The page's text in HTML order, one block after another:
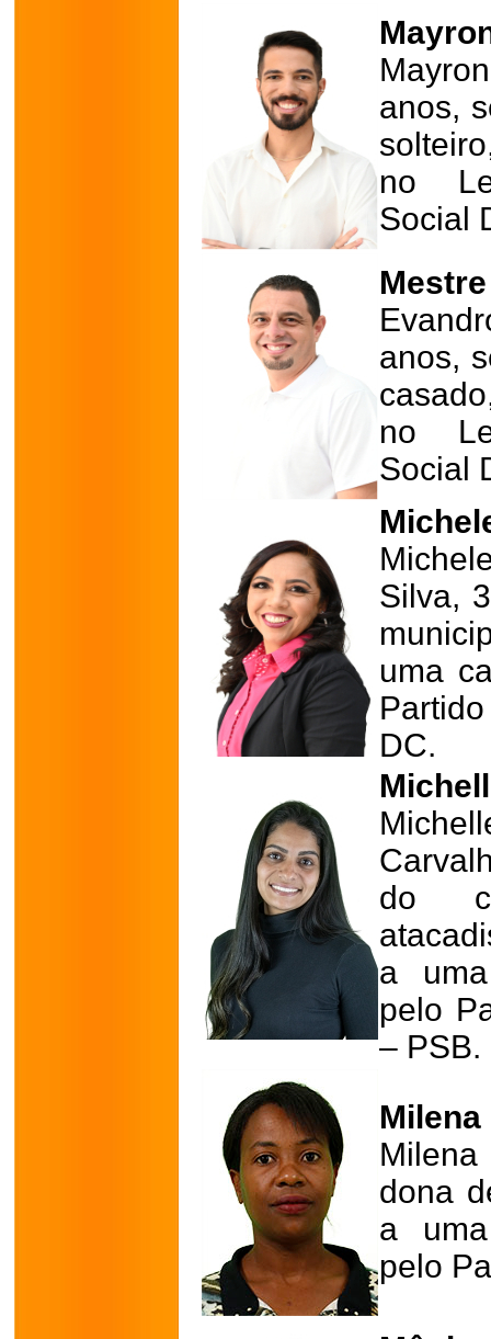
anos,
no
Social
anos,
no
Social
Silva,
uma
DC.
do
a
pelo
– PSB.
Milena
Milena
dona
a
pelo